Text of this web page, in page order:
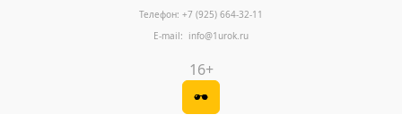
Телефон: +7 (925) 664-32-11
E-mail: info@1urok.ru
16+